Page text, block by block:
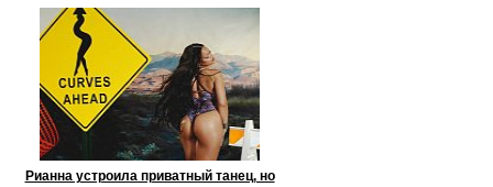
Рианна устроила приватный танец, но